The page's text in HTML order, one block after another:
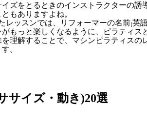
ズをとるときのインストラクターの
もありますよね。
ッスンでは、リフォーマーの名前₍英
もっと楽しくなるように、ピラティ
理解することで、マシンピラティスの
。
サイズ・動き)20選